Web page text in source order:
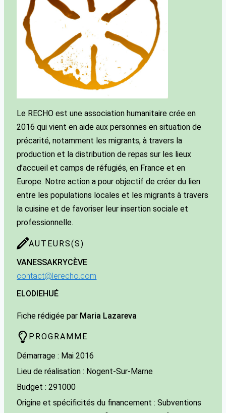
Le RECHO est une association humanitaire crée en
2016 qui vient en aide aux personnes en situation de
précarité, notamment les migrants, à travers la
production et la distribution de repas sur les lieux
d’accueil et camps de réfugiés, en France et en
Europe. Notre action a pour objectif de créer du lien
entre les populations locales et les migrants à travers
la cuisine et de favoriser leur insertion sociale et
professionnelle.
AUTEURS(S)
VANESSAKRYCÈVE
contact@lerecho.com
ELODIEHUÉ
Fiche rédigée par Maria Lazareva
PROGRAMME
Démarrage : Mai 2016
Lieu de réalisation : Nogent-Sur-Marne
Budget : 291000
Origine et spécificités du financement : Subventions